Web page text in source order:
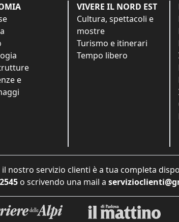
e
VIVERE IL NORD EST
Cultura, spettacoli e
mostre
Turismo e itinerari
Tempo libero
nostro servizio clienti è a tua completa
o scrivendo una mail a